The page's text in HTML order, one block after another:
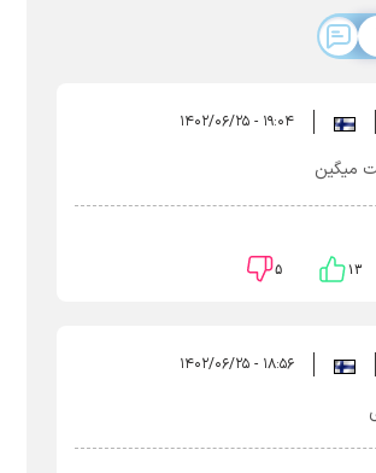
۱۹:۰۴ - ۱۴۰۲/۰۶/۲۵
میگین
۱۳ ۵
۱۸:۵۶ - ۱۴۰۲/۰۶/۲۵